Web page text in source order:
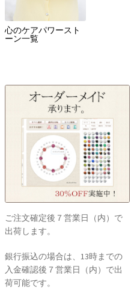
心のケアパワースト
ーン一覧
ご注文確定後７営業日（内）で
出荷します。
銀行振込の場合は、13時までの
入金確認後７営業日（内）で出
荷可能です。